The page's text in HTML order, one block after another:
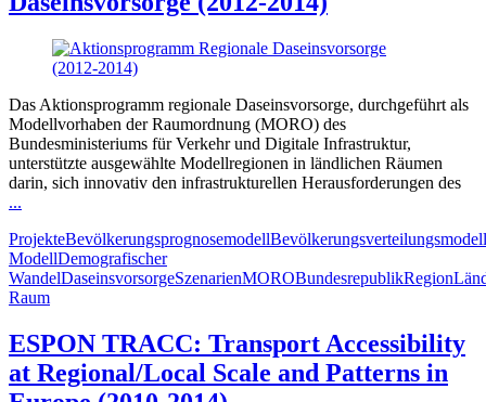
Das Aktionsprogramm regionale Daseinsvorsorge, durchgeführt als
Modellvorhaben der Raumordnung (MORO) des
Bundesministeriums für Verkehr und Digitale Infrastruktur,
unterstützte ausgewählte Modellregionen in ländlichen Räumen
darin, sich innovativ den infrastrukturellen Herausforderungen des
...
ProjekteBevölkerungsprognosemodellBevölkerungsverteilungsmodell
ModellDemografischer
WandelDaseinsvorsorgeSzenarienMOROBundesrepublikRegion
Raum
ESPON TRACC: Transport Accessibility
at Regional/Local Scale and Patterns in